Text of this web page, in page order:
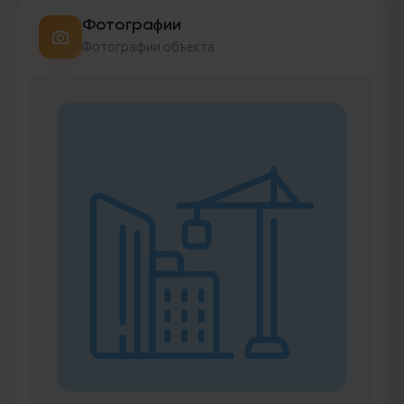
Фотографии
Фотографии объекта